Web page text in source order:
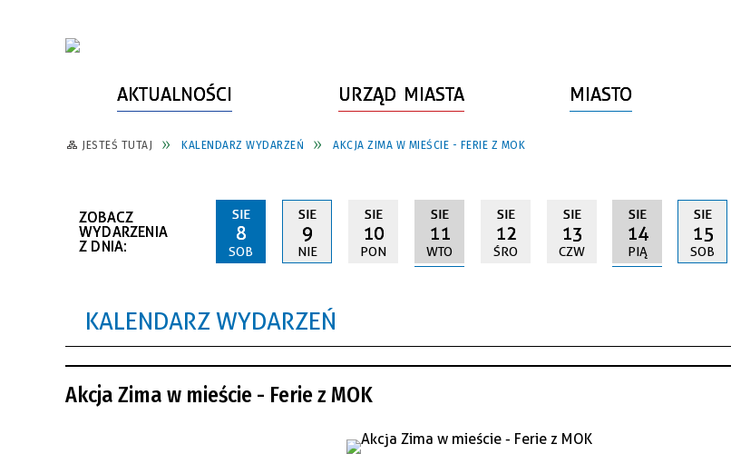
AKTUALNOŚCI URZĄD MIASTA
WŁADZE MIASTA
URZĄD STANU CYWILNEGO
STRATEGIE, PLANY, PROGRAMY
FUNDUSZE ZEWNĘTRZNE
MIASTO
INFORMACJE O MIEŚCIE
PARTNERZY, NGO
JEDNOSTKI MIEJSKIE
INWESTYCJE MIEJSKIE
POWIATOWY LIDER
PRZEDSIĘBIORCZOŚCI
SPORT
SZLAKI TURYSTYCZNE
ZAŁATW SPRAWĘ
BEZPIECZEŃSTWO
ZWIERZĘTA W GMINIE
INFORMATOR
KOMUNIKACJA I TRANSPORT
ZAGOSPODAROWANIE
JESTEŚ TUTAJ KALENDARZ WYDARZEŃ AKCJA ZIMA W MIEŚCIE - FERIE Z MOK
ZOBACZ
WYDARZENIA
Z DNIA:
SIE
8
SOB
SIE
9
NIE
SIE
10
PON
SIE
11
WTO
SIE
12
ŚRO
SIE
13
CZW
SIE
14
PIĄ
SIE
15
SOB
KALENDARZ WYDARZEŃ
Akcja Zima w mieście - Ferie z MOK